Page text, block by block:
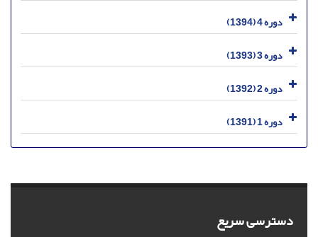
دوره 4 (1394)
دوره 3 (1393)
دوره 2 (1392)
دوره 1 (1391)
دسترسی سریع